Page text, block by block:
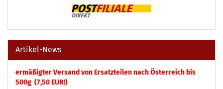
Artikel-News
ermäßigter Versand von Ersatzteilen nach Österreich bis
500g (7,50 EUR!)